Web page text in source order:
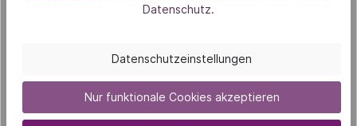
Geisteshaltung scheint förderlich zu sein. Also,
Augenblicken, vielleicht erlebst du dein eigenes
Datenschutz.
Datenschutzeinstellungen
Nur funktionale Cookies akzeptieren